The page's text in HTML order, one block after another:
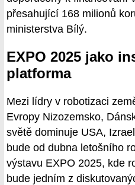
přesahující 168 milionů
ministerstva Bílý.
EXPO 2025 jako
platforma
Mezi lídry v robotizaci
Evropy Nizozemsko,
světě dominuje USA,
bude od dubna letošního
výstavu EXPO 2025, kde
bude jedním z